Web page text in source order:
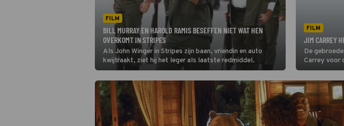
FILM
BILL MURRAY EN HAROLD RAMIS BESEFFEN NIET WAT HEN
OVERKOMT IN STRIPES
Als John Winger in Stripes zijn baan, vriendin en auto
kwijtraakt, ziet hij het leger als laatste redmiddel.
FILM
JIM CARREY
De
Carrey voor